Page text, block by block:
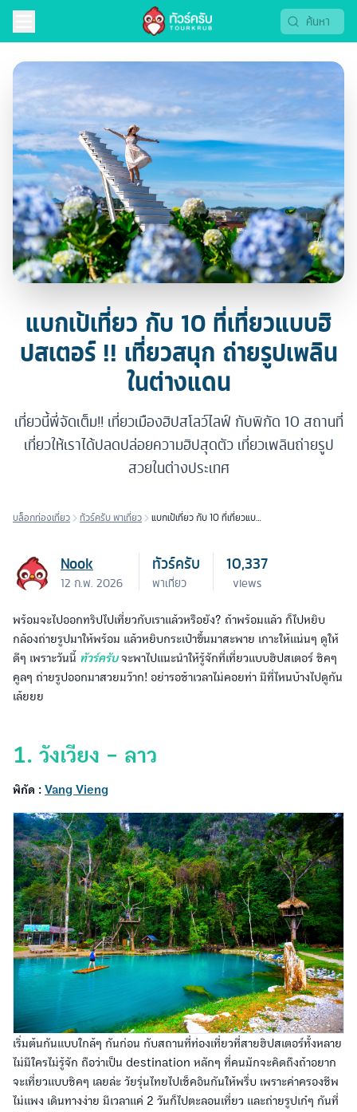
แบกเป้เที่ยว กับ 10 ที่เที่ยวแบบฮิ
ปสเตอร์ !! เที่ยวสนุก ถ่ายรูปเพลิน
ในต่างแดน
เที่ยวนี้พี่จัดเต็ม!! เที่ยวเมืองฮิปสโลว์ไลฟ์ กับพิกัด 10 สถานที่
เที่ยวให้เราได้ปลดปล่อยความฮิปสุดตัว เที่ยวเพลินถ่ายรูป
สวยในต่างประเทศ
บล็อกท่องเที่ยว ทัวร์ครับ พาเที่ยว
แบกเป้เที่ยว กับ 10 ที่เที่ยวแบบ
Nook
12 ก.พ. 2026
ทัวร์ครับ
พาเที่ยว
10,337
views
พร้อมจะไปออกทริปไปเที่ยวกับเราแล้วหรือยัง? ถ้าพร้อมแล้ว ก็ไปหยิบ
กล้องถ่ายรูปมาให้พร้อม แล้วหยิบกระเป๋าขึ้นมาสะพาย เกาะให้แน่นๆ ดูให้
ดีๆ เพราะวันนี้ ทัวร์ครับ จะพาไปแนะนำให้รู้จักที่เที่ยวแบบฮิปสเตอร์ ชิคๆ
คูลๆ ถ่ายรูปออกมาสวยมว๊าก! อย่ารอช้าเวลาไม่คอยท่า มีที่ไหนบ้างไปดูกัน
เล้ยยย
1. วังเวียง - ลาว
พิกัด : Vang Vieng
เริ่มต้นกันแบบใกล้ๆ กันก่อน กับสถานที่ท่องเที่ยวที่สายฮิปสเตอร์ทั้งหลาย
ไม่มีใครไม่รู้จัก ถือว่าเป็น destination หลักๆ ที่คนมักจะคิดถึงถ้าอยาก
จะเที่ยวแบบชิคๆ เลยล่ะ วัยรุ่นไทยไปเช็คอินกันให้พรึ่บ เพราะค่าครองชีพ
ไม่แพง เดินทางง่าย มีเวลาแค่ 2 วันก็ไปตะลอนเที่ยว และถ่ายรูปเก๋ๆ กันที่